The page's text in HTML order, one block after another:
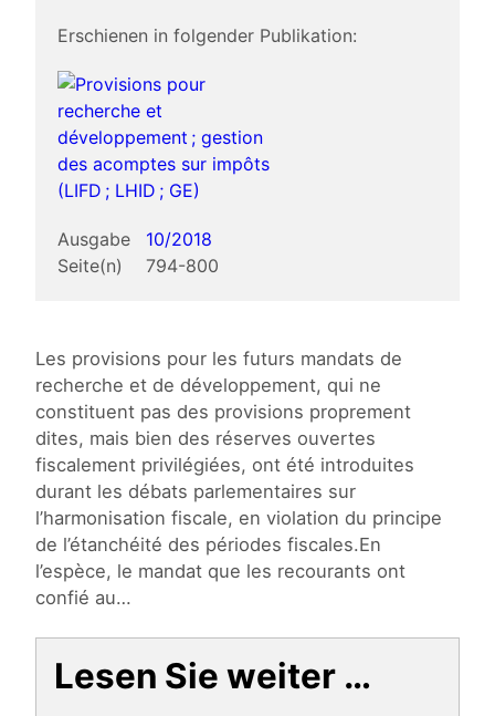
Erschienen in folgender Publikation:
Ausgabe
10/2018
Seite(n)
794-800
Les provisions pour les futurs mandats de
recherche et de développement, qui ne
constituent pas des provisions proprement
dites, mais bien des réserves ouvertes
fiscalement privilégiées, ont été introduites
durant les débats parlementaires sur
l’harmonisation fiscale, en violation du principe
de l’étanchéité des périodes fiscales.En
l’espèce, le mandat que les recourants ont
confié au…
Lesen Sie weiter …